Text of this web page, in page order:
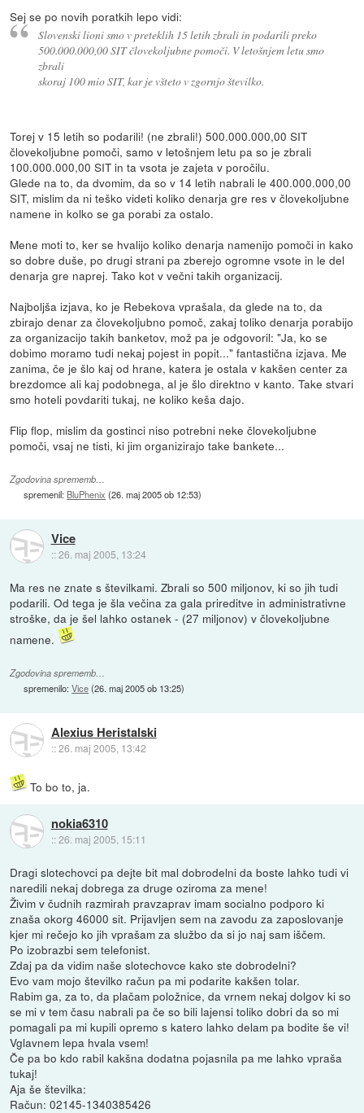
Sej se po novih poratkih lepo vidi:
Slovenski lioni smo v preteklih 15 letih zbrali in podarili preko
500.000.000,00 SIT človekoljubne pomoči. V letošnjem letu smo
zbrali
skoraj 100 mio SIT, kar je všteto v zgornjo številko.
Torej v 15 letih so podarili! (ne zbrali!) 500.000.000,00 SIT
človekoljubne pomoči, samo v letošnjem letu pa so je zbrali
100.000.000,00 SIT in ta vsota je zajeta v poročilu.
Glede na to, da dvomim, da so v 14 letih nabrali le 400.000.000,00
SIT, mislim da ni teško videti koliko denarja gre res v človekoljubne
namene in kolko se ga porabi za ostalo.
Mene moti to, ker se hvalijo koliko denarja namenijo pomoči in kako
so dobre duše, po drugi strani pa zberejo ogromne vsote in le del
denarja gre naprej. Tako kot v večni takih organizacij.
Najboljša izjava, ko je Rebekova vprašala, da glede na to, da
zbirajo denar za človekoljubno pomoč, zakaj toliko denarja porabijo
za organizacijo takih banketov, mož pa je odgovoril: "Ja, ko se
dobimo moramo tudi nekaj pojest in popit..." fantastična izjava. Me
zanima, če je šlo kaj od hrane, katera je ostala v kakšen center za
brezdomce ali kaj podobnega, al je šlo direktno v kanto. Take stvari
smo hoteli povdariti tukaj, ne koliko keša dajo.
Flip flop, mislim da gostinci niso potrebni neke človekoljubne
pomoči, vsaj ne tisti, ki jim organizirajo take bankete...
Zgodovina sprememb…
spremenil: BluPhenix (26. maj 2005 ob 12:53)
Vice
::26. maj 2005, 13:24
Ma res ne znate s številkami. Zbrali so 500 miljonov, ki so jih tudi
podarili. Od tega je šla večina za gala prireditve in administrativne
stroške, da je šel lahko ostanek - (27 miljonov) v človekoljubne
namene.
Zgodovina sprememb…
spremenilo:Vice(26. maj 2005 ob 13:25)
Alexius Heristalski
::26. maj 2005, 13:42
To bo to, ja.
nokia6310
::26. maj 2005, 15:11
Dragi slotechovci pa dejte bit mal dobrodelni da boste lahko tudi vi
naredili nekaj dobrega za druge oziroma za mene!
Živim v čudnih razmirah pravzaprav imam socialno podporo ki
znaša okorg 46000 sit. Prijavljen sem na zavodu za zaposlovanje
kjer mi rečejo ko jih vprašam za službo da si jo naj sam iščem.
Po izobrazbi sem telefonist.
Zdaj pa da vidim naše slotechovce kako ste dobrodelni?
Evo vam mojo številko račun pa mi podarite kakšen tolar.
Rabim ga, za to, da plačam položnice, da vrnem nekaj dolgov ki so
se mi v tem času nabrali pa če so bili lajensi toliko dobri da so mi
pomagali pa mi kupili opremo s katero lahko delam pa bodite še vi!
Vglavnem lepa hvala vsem!
Če pa bo kdo rabil kakšna dodatna pojasnila pa me lahko vpraša
tukaj!
Aja še številka:
Račun: 02145-1340385426